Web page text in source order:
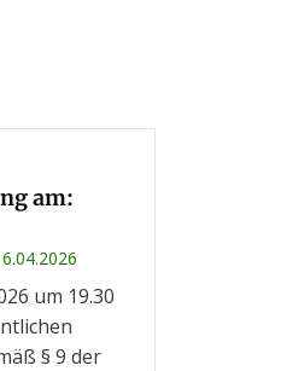
am:
um 19.30
§ 9 der